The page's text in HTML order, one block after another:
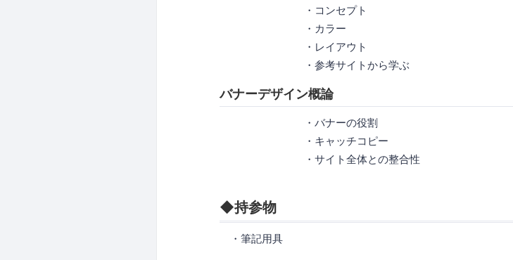
・コンセプト
・カラー
・レイアウト
・参考サイトから学ぶ
バナーデザイン概論
・バナーの役割
・キャッチコピー
・サイト全体との整合性
◆持参物
・筆記用具